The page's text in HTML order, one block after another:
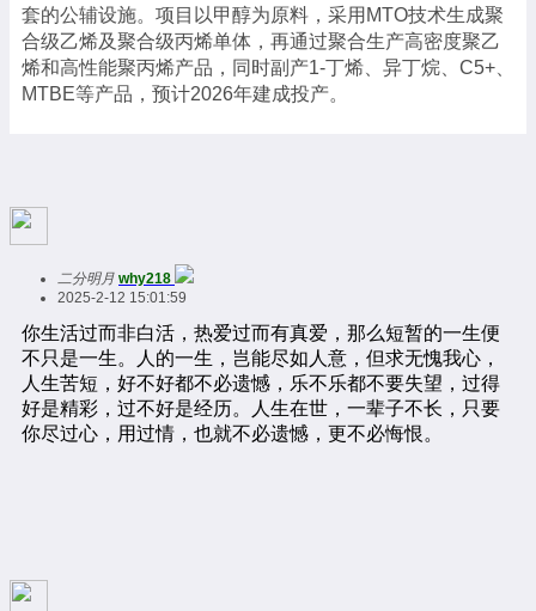
套的公辅设施。项目以甲醇为原料，采用MTO技术生成聚
合级乙烯及聚合级丙烯单体，再通过聚合生产高密度聚乙
烯和高性能聚丙烯产品，同时副产1-丁烯、异丁烷、C5+、
MTBE等产品，预计2026年建成投产。
二分明月 why218
2025-2-12 15:01:59